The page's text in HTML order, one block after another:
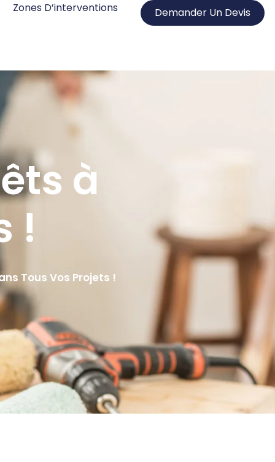
Zones D’interventions Demander Un Devis
à
!
Tous Vos Projets !